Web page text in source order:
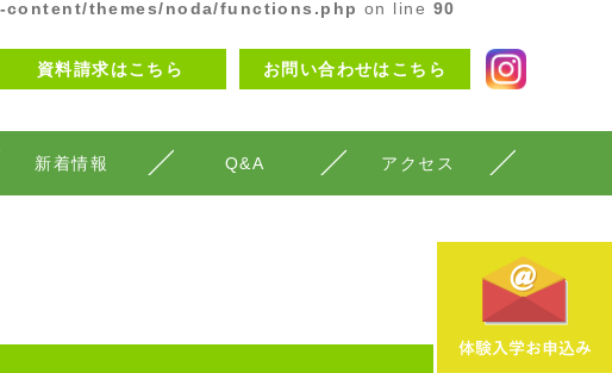
content/themes/noda/functions.php on line 90
資料請求はこちら お問い合わせはこちら
新着情報 Q&A アクセス
在校生・卒業生の声